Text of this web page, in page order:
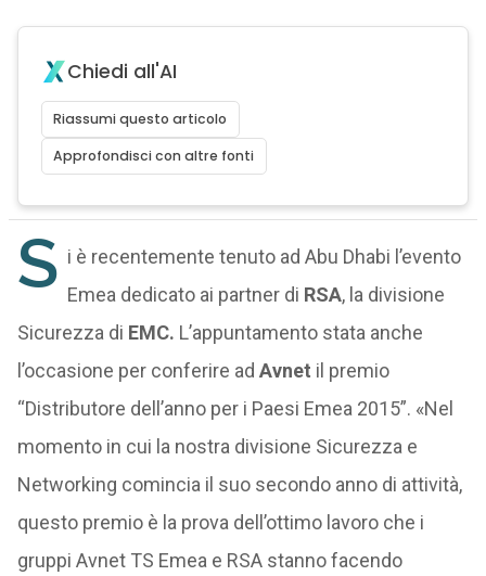
Chiedi all'AI
Riassumi questo articolo
Approfondisci con altre fonti
S i è recentemente tenuto ad Abu Dhabi l’evento
Emea dedicato ai partner di RSA, la divisione
Sicurezza di EMC. L’appuntamento stata anche
l’occasione per conferire ad Avnet il premio
“Distributore dell’anno per i Paesi Emea 2015”. «Nel
momento in cui la nostra divisione Sicurezza e
Networking comincia il suo secondo anno di attività,
questo premio è la prova dell’ottimo lavoro che i
gruppi Avnet TS Emea e RSA stanno facendo